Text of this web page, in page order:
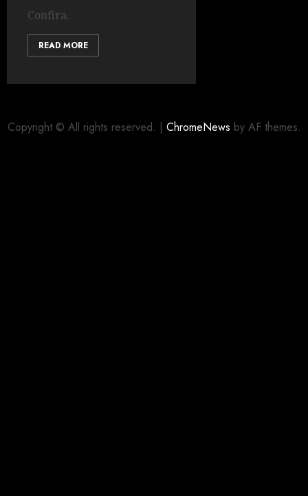
Confira.
READ MORE
Copyright © All rights reserved. | ChromeNews by AF themes.